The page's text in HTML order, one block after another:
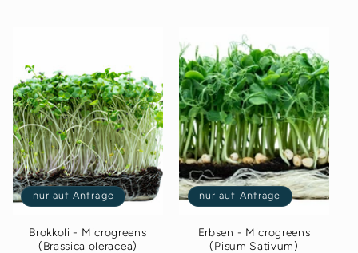
nur auf Anfrage
Brokkoli - Microgreens
(Brassica oleracea)
nur auf Anfrage
Erbsen - Microgreens
(Pisum Sativum)